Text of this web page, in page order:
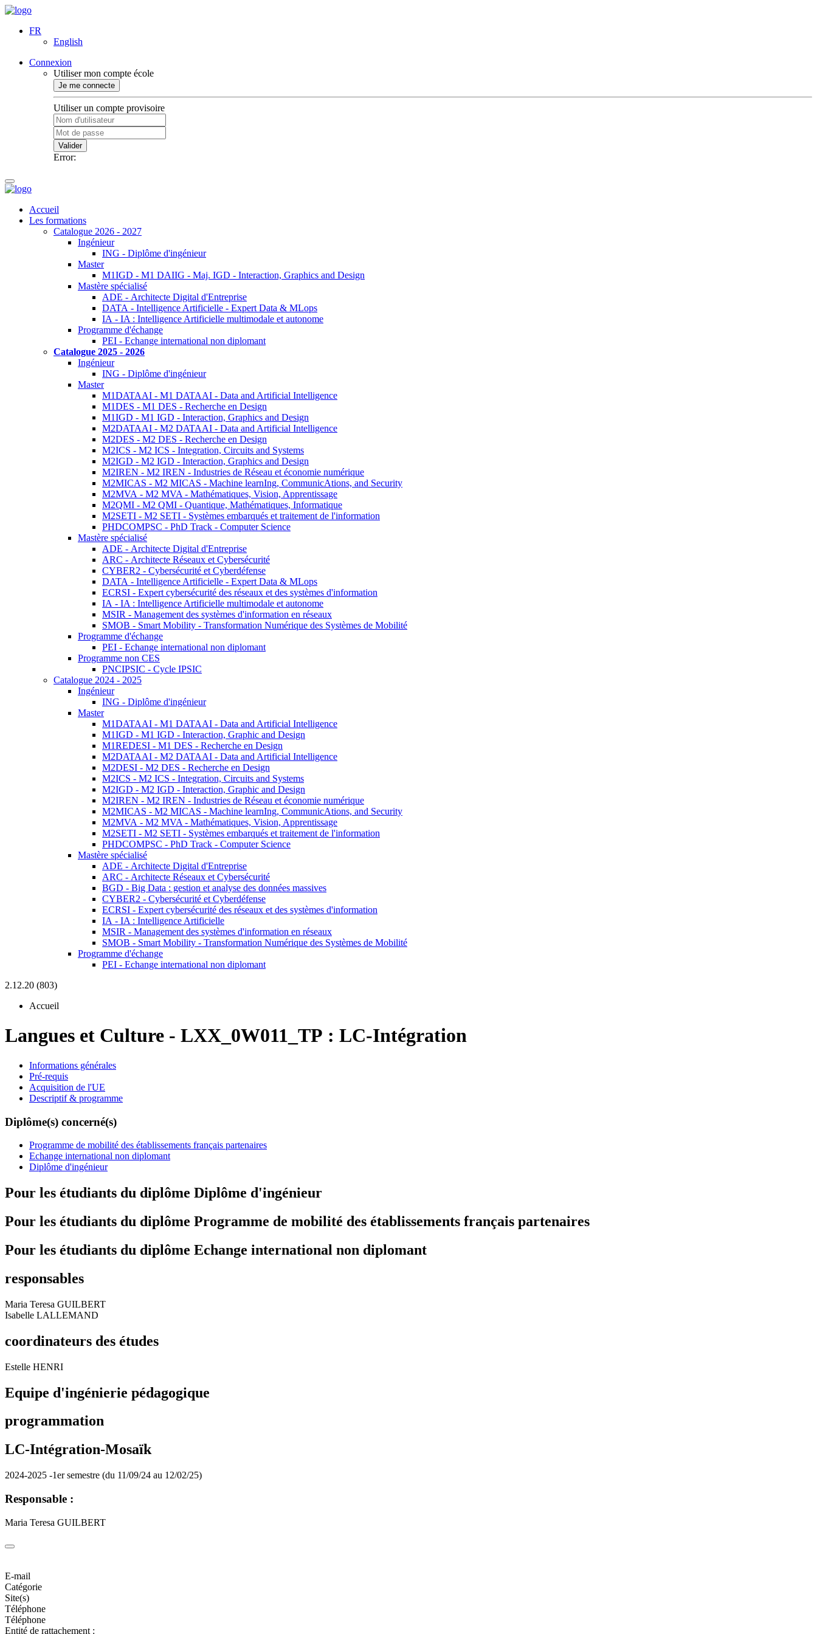
FR
English
Connexion
Utiliser mon compte école
Je me connecte
Utiliser un compte provisoire
Valider
Error:
Accueil
Les formations
Catalogue 2026 - 2027
Ingénieur
ING - Diplôme d'ingénieur
Master
M1IGD - M1 DAIIG - Maj. IGD - Interaction, Graphics and Design
Mastère spécialisé
ADE - Architecte Digital d'Entreprise
DATA - Intelligence Artificielle - Expert Data & MLops
IA - IA : Intelligence Artificielle multimodale et autonome
Programme d'échange
PEI - Echange international non diplomant
Catalogue 2025 - 2026
Ingénieur
ING - Diplôme d'ingénieur
Master
M1DATAAI - M1 DATAAI - Data and Artificial Intelligence
M1DES - M1 DES - Recherche en Design
M1IGD - M1 IGD - Interaction, Graphics and Design
M2DATAAI - M2 DATAAI - Data and Artificial Intelligence
M2DES - M2 DES - Recherche en Design
M2ICS - M2 ICS - Integration, Circuits and Systems
M2IGD - M2 IGD - Interaction, Graphics and Design
M2IREN - M2 IREN - Industries de Réseau et économie numérique
M2MICAS - M2 MICAS - Machine learnIng, CommunicAtions, and Security
M2MVA - M2 MVA - Mathématiques, Vision, Apprentissage
M2QMI - M2 QMI - Quantique, Mathématiques, Informatique
M2SETI - M2 SETI - Systèmes embarqués et traitement de l'information
PHDCOMPSC - PhD Track - Computer Science
Mastère spécialisé
ADE - Architecte Digital d'Entreprise
ARC - Architecte Réseaux et Cybersécurité
CYBER2 - Cybersécurité et Cyberdéfense
DATA - Intelligence Artificielle - Expert Data & MLops
ECRSI - Expert cybersécurité des réseaux et des systèmes d'information
IA - IA : Intelligence Artificielle multimodale et autonome
MSIR - Management des systèmes d'information en réseaux
SMOB - Smart Mobility - Transformation Numérique des Systèmes de Mobilité
Programme d'échange
PEI - Echange international non diplomant
Programme non CES
PNCIPSIC - Cycle IPSIC
Catalogue 2024 - 2025
Ingénieur
ING - Diplôme d'ingénieur
Master
M1DATAAI - M1 DATAAI - Data and Artificial Intelligence
M1IGD - M1 IGD - Interaction, Graphic and Design
M1REDESI - M1 DES - Recherche en Design
M2DATAAI - M2 DATAAI - Data and Artificial Intelligence
M2DESI - M2 DES - Recherche en Design
M2ICS - M2 ICS - Integration, Circuits and Systems
M2IGD - M2 IGD - Interaction, Graphic and Design
M2IREN - M2 IREN - Industries de Réseau et économie numérique
M2MICAS - M2 MICAS - Machine learnIng, CommunicAtions, and Security
M2MVA - M2 MVA - Mathématiques, Vision, Apprentissage
M2SETI - M2 SETI - Systèmes embarqués et traitement de l'information
PHDCOMPSC - PhD Track - Computer Science
Mastère spécialisé
ADE - Architecte Digital d'Entreprise
ARC - Architecte Réseaux et Cybersécurité
BGD - Big Data : gestion et analyse des données massives
CYBER2 - Cybersécurité et Cyberdéfense
ECRSI - Expert cybersécurité des réseaux et des systèmes d'information
IA - IA : Intelligence Artificielle
MSIR - Management des systèmes d'information en réseaux
SMOB - Smart Mobility - Transformation Numérique des Systèmes de Mobilité
Programme d'échange
PEI - Echange international non diplomant
2.12.20 (803)
Accueil
Langues et Culture - LXX_0W011_TP : LC-Intégration
Informations générales
Pré-requis
Acquisition de l'UE
Descriptif & programme
Diplôme(s) concerné(s)
Programme de mobilité des établissements français partenaires
Echange international non diplomant
Diplôme d'ingénieur
Pour les étudiants du diplôme Diplôme d'ingénieur
Pour les étudiants du diplôme Programme de mobilité des établissements français partenaires
Pour les étudiants du diplôme Echange international non diplomant
responsables
Maria Teresa GUILBERT
Isabelle LALLEMAND
coordinateurs des études
Estelle HENRI
Equipe d'ingénierie pédagogique
programmation
LC-Intégration-Mosaïk
2024-2025 -1er semestre (du 11/09/24 au 12/02/25)
Responsable :
Maria Teresa GUILBERT
E-mail
Catégorie
Site(s)
Téléphone
Téléphone
Entité de rattachement :